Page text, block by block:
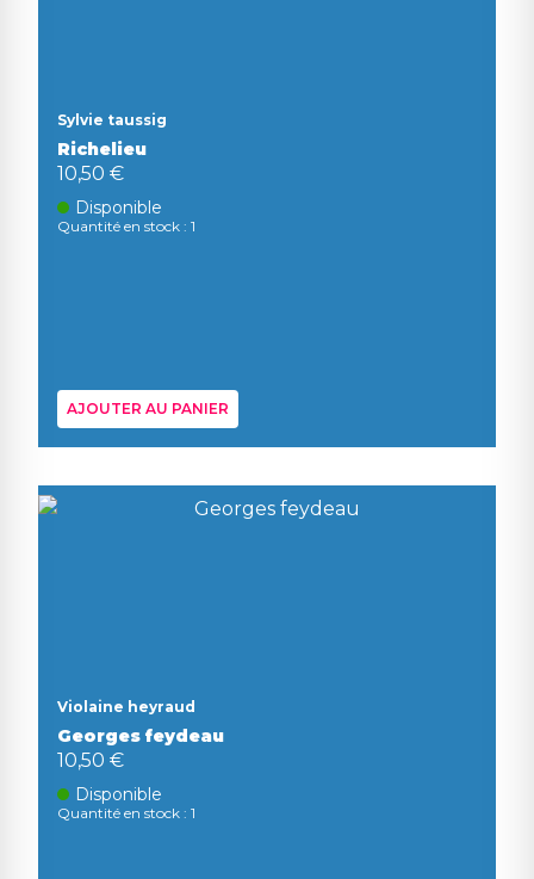
Sylvie taussig
Richelieu
10,50 €
Disponible
Quantité en stock : 1
AJOUTER AU PANIER
Violaine heyraud
Georges feydeau
10,50 €
Disponible
Quantité en stock : 1